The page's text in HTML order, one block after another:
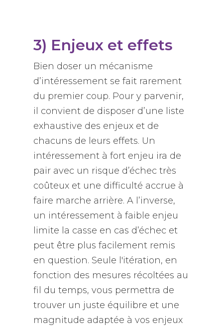
3) Enjeux et effets
Bien doser un mécanisme
d’intéressement se fait rarement
du premier coup. Pour y parvenir,
il convient de disposer d’une liste
exhaustive des enjeux et de
chacuns de leurs effets. Un
intéressement à fort enjeu ira de
pair avec un risque d’échec très
coûteux et une difficulté accrue à
faire marche arrière. A l’inverse,
un intéressement à faible enjeu
limite la casse en cas d’échec et
peut être plus facilement remis
en question. Seule l'itération, en
fonction des mesures récoltées au
fil du temps, vous permettra de
trouver un juste équilibre et une
magnitude adaptée à vos enjeux